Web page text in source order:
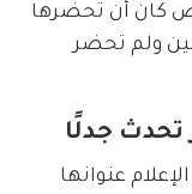
كان أن تحضرها
ولم تحضر
تحدث جدلًا
عنوانها